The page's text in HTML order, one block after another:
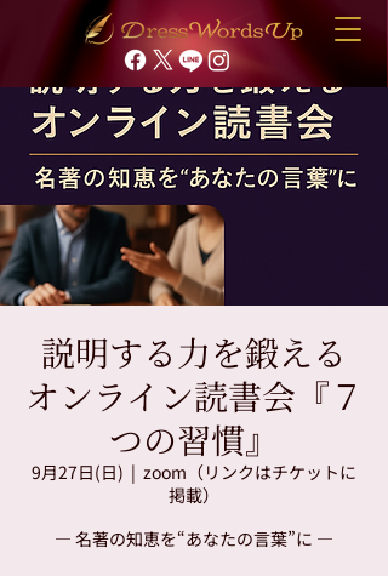
説明する力を鍛える
オンライン読書会『７
つの習慣』
9月27日(日)
  |
zoom（リンクはチケットに
掲載）
― 名著の知恵を“あなたの言葉”に ―